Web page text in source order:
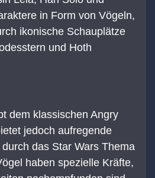
in Form von Vögeln,
ikonische Schauplätze
und Hoth
dem klassischen Angry
jedoch aufregende
das Star Wars Thema
haben spezielle Kräfte,